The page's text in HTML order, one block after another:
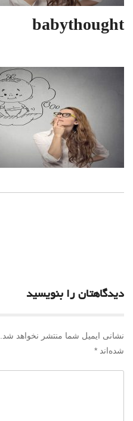
babythought
دیدگاهتان را بنویسید
نشانی ایمیل شما منتشر نخواهد شد.
شده‌اند *